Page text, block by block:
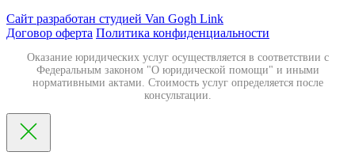
Сайт разработан студией Van Gogh Link
Договор оферта Политика конфиденциальности
Оказание юридических услуг осуществляется в соответствии с
Федеральным законом "О юридической помощи" и иными
нормативными актами. Стоимость услуг определяется после
консультации.